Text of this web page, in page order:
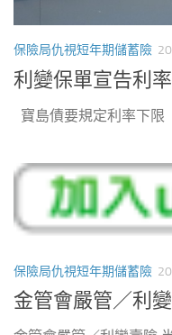
保險局仇視短年期儲蓄險
利變保單宣告利
寶島債要規定利率下限
保險局仇視短年期儲蓄險
金管會嚴管／利